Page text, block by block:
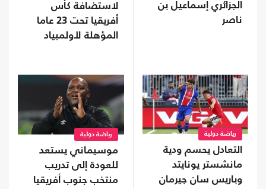
الجزائري إسماعيل بن
ناصر
لاستضافة كأس
أفريقيا تحت 23 عاما
المؤهلة لأولمبياد
رياضة دولية
التعادل يحسم ودية
مانشستر يونايتد
وباريس سان جيرمان
رياضة دولية
موسيماني يستعد
للعودة إلى تدريب
منتخب جنوب أفريقيا